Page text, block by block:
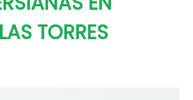
TORRES